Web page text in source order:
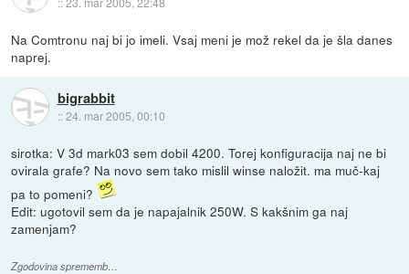
Na Comtronu naj bi jo imeli. Vsaj meni je mož rekel da je šla danes
naprej.
bigrabbit
::24. mar 2005, 00:10
sirotka: V 3d mark03 sem dobil 4200. Torej konfiguracija naj ne bi
ovirala grafe? Na novo sem tako mislil winse naložit. ma muč-kaj
pa to pomeni?
Edit: ugotovil sem da je napajalnik 250W. S kakšnim ga naj
zamenjam?
Zgodovina sprememb…